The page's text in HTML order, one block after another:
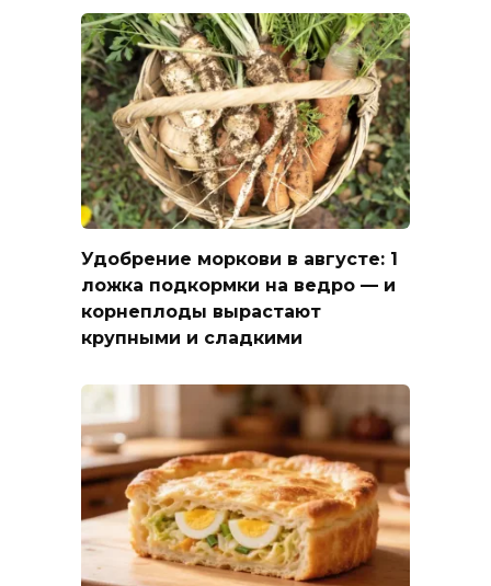
Удобрение моркови в августе: 1
ложка подкормки на ведро — и
корнеплоды вырастают
крупными и сладкими